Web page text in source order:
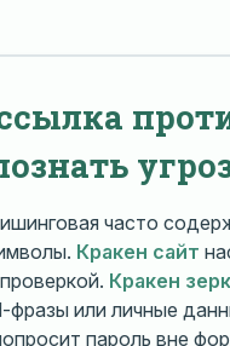
часто
Кракен сайт
Кракен
фразы или личные
пароль вне